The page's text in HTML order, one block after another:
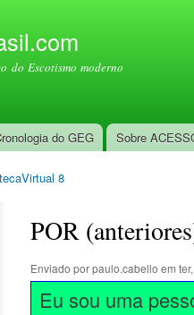
do Escotismo moderno
do GEG Sobre
8
POR
Enviado porpaulo.cabello em
Eu sou uma